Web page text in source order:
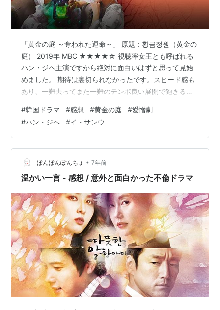
「黄金の庭 ～奪われた運命～」 原題：황금정원（黄金の
庭） 2019年 MBC ★★★★☆ 視聴率女王とも呼ばれる
ハン・ジヘ主演ですから絶対に面白いはずと思って見始
めました。 期待は裏切られなかったです。スピード感も
あり、一難去ってまた一難のテンポ良い展開で飽きるこ
りとしているのでわかりやすいです。 愛憎劇ですが、ハ
ン・ジヘとイ・サンウの爽やかさのおかげか、ドロドロ
感やストレスは感じませんでした。 画像：MBC ウン・ド
ンジュ（ハン・ジヘ）＝記憶をなくし、施設で育つチ
ャ・ピルスン（イ・サンウ）＝刑事サビーナ（オ・ジウ
ン）＝SNSで人気の美容家チ…
#韓国ドラマ #感想 #黄金の庭 #愛憎劇
#ハン・ジヘ #イ・サンウ
ぽんぽんぽんちょ • 7年前
温かい一言 - 感想 / 意外と面白かった不倫ドラマ